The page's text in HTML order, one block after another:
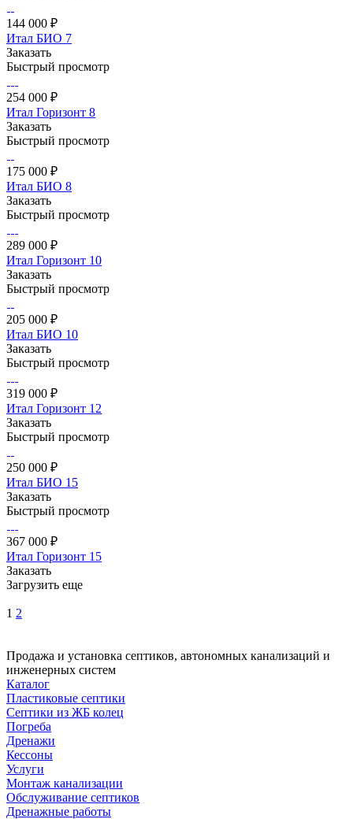
144 000 ₽
Итал БИО 7
Заказать
Быстрый просмотр
254 000 ₽
Итал Горизонт 8
Заказать
Быстрый просмотр
175 000 ₽
Итал БИО 8
Заказать
Быстрый просмотр
289 000 ₽
Итал Горизонт 10
Заказать
Быстрый просмотр
205 000 ₽
Итал БИО 10
Заказать
Быстрый просмотр
319 000 ₽
Итал Горизонт 12
Заказать
Быстрый просмотр
250 000 ₽
Итал БИО 15
Заказать
Быстрый просмотр
367 000 ₽
Итал Горизонт 15
Заказать
Загрузить еще
1 2
Продажа и установка септиков, автономных канализаций и
инженерных систем
Каталог
Пластиковые септики
Септики из ЖБ колец
Погреба
Дренажи
Кессоны
Услуги
Монтаж канализации
Обслуживание септиков
Дренажные работы